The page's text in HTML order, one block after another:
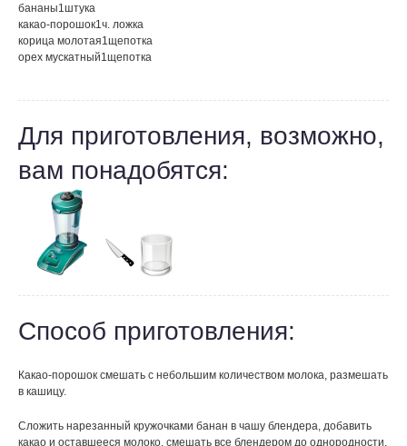
бананы1штука
какао-порошок1ч. ложка
корица молотая1щепотка
орех мускатный1щепотка
Для приготовления, возможно,
вам понадобятся:
Способ приготовления:
Какао-порошок смешать с небольшим количеством молока, размешать
в кашицу.
Сложить нарезанный кружочками банан в чашу блендера, добавить
какао и оставшееся молоко, смешать все блендером до однородности.